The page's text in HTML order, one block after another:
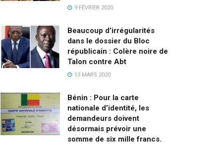
9 FÉVRIER 2020
Beaucoup d’irrégularités
dans le dossier du Bloc
républicain : Colère noire de
Talon contre Abt
13 MARS 2020
Bénin : Pour la carte
nationale d’identité, les
demandeurs doivent
désormais prévoir une
somme de six mille francs.